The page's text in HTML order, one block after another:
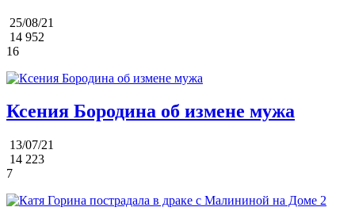
25/08/21
14 952
16
Ксения Бородина об измене мужа
13/07/21
14 223
7